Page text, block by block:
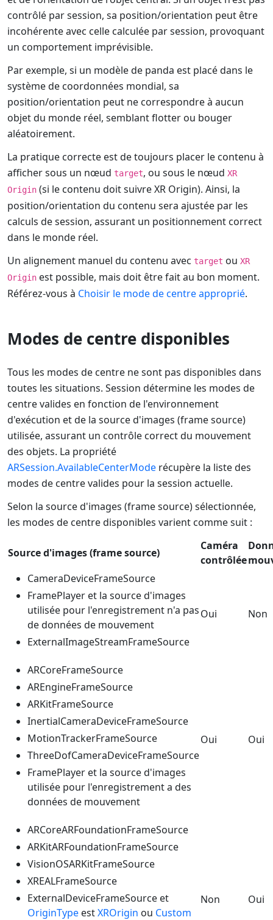
contrôlé par session, sa position/orientation peut être
incohérente avec celle calculée par session, provoquant
un comportement imprévisible.
Par exemple, si un modèle de panda est placé dans le
système de coordonnées mondial, sa
position/orientation peut ne correspondre à aucun
objet du monde réel, semblant flotter ou bouger
aléatoirement.
La pratique correcte est de toujours placer le contenu à
afficher sous un nœud target, ou sous le nœud XR
Origin (si le contenu doit suivre XR Origin). Ainsi, la
position/orientation du contenu sera ajustée par les
calculs de session, assurant un positionnement correct
dans le monde réel.
Un alignement manuel du contenu avec target ou XR
Origin est possible, mais doit être fait au bon moment.
Référez-vous à Choisir le mode de centre approprié.
Modes de centre disponibles
Tous les modes de centre ne sont pas disponibles dans
toutes les situations. Session détermine les modes de
centre valides en fonction de l'environnement
d'exécution et de la source d'images (frame source)
utilisée, assurant un contrôle correct du mouvement
des objets. La propriété
ARSession.AvailableCenterMode récupère la liste des
modes de centre valides pour la session actuelle.
Selon la source d'images (frame source) sélectionnée,
les modes de centre disponibles varient comme suit :
Source d'images (frame source)
Caméra
contrôlée
CameraDeviceFrameSource
FramePlayer et la source d'images
utilisée pour l'enregistrement n'a pas
de données de mouvement
ExternalImageStreamFrameSource
Oui Non
ARCoreFrameSource
AREngineFrameSource
ARKitFrameSource
InertialCameraDeviceFrameSource
MotionTrackerFrameSource
ThreeDofCameraDeviceFrameSource
FramePlayer et la source d'images
utilisée pour l'enregistrement a des
données de mouvement
Oui Oui
ARCoreARFoundationFrameSource
ARKitARFoundationFrameSource
VisionOSARKitFrameSource
XREALFrameSource
ExternalDeviceFrameSource et
OriginType estXROrigin ou Custom
Non Oui